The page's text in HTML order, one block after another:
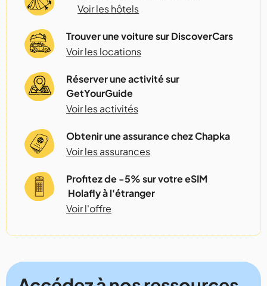
Voir les hôtels
Trouver une voiture sur DiscoverCars
Voir les locations
Réserver une activité sur
GetYourGuide
Voir les activités
Obtenir une assurance chez Chapka
Voir les assurances
Profitez de -5% sur votre eSIM
Holafly à l'étranger
Voir l'offre